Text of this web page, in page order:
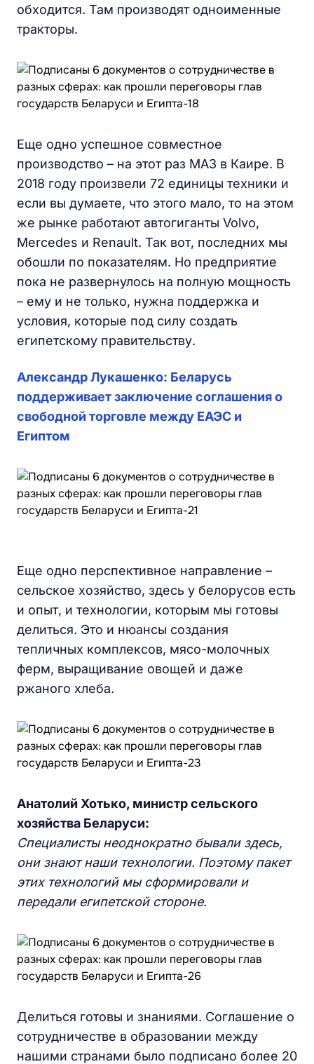
обходится. Там производят одноименные
тракторы.
Еще одно успешное совместное
производство – на этот раз МАЗ в Каире. В
2018 году произвели 72 единицы техники и
если вы думаете, что этого мало, то на этом
же рынке работают автогиганты Volvo,
Mercedes и Renault. Так вот, последних мы
обошли по показателям. Но предприятие
пока не развернулось на полную мощность
– ему и не только, нужна поддержка и
условия, которые под силу создать
египетскому правительству.
Александр Лукашенко: Беларусь
поддерживает заключение соглашения о
свободной торговле между ЕАЭС и
Египтом
Еще одно перспективное направление –
сельское хозяйство, здесь у белорусов есть
и опыт, и технологии, которым мы готовы
делиться. Это и нюансы создания
тепличных комплексов, мясо-молочных
ферм, выращивание овощей и даже
ржаного хлеба.
Анатолий Хотько, министр сельского
хозяйства Беларуси:
Специалисты неоднократно бывали здесь,
они знают наши технологии. Поэтому пакет
этих технологий мы сформировали и
передали египетской стороне.
Делиться готовы и знаниями. Соглашение о
сотрудничестве в образовании между
нашими странами было подписано более 20